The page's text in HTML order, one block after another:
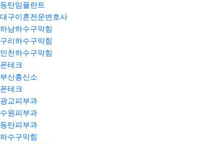
동탄임플란트
대구이혼전문변호사
하남하수구막힘
구리하수구막힘
인천하수구막힘
폰테크
부산흥신소
폰테크
광교피부과
수원피부과
동탄피부과
하수구막힘